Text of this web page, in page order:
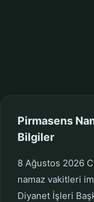
Pirmasens
Bilgiler
8 Ağustos 2026
namaz vakitleri
Diyanet İşleri